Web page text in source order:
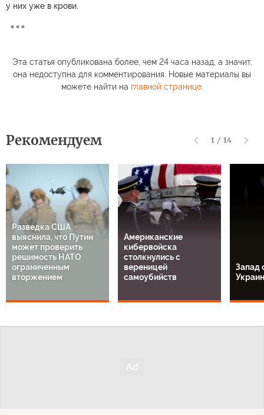
у них уже в крови.
Эта статья опубликована более, чем 24 часа назад, а значит,
она недоступна для комментирования. Новые материалы вы
можете найти на главной странице.
Рекомендуем 1 / 14
Разведка США
выяснила, что Путин
может проверить
решимость НАТО
ограниченным
вторжением
Американские
кибервойска
столкнулись с
вереницей
самоубийств
Запад